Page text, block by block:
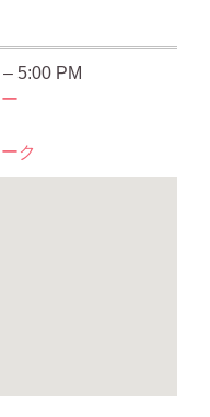
– 5:00 PM
ク